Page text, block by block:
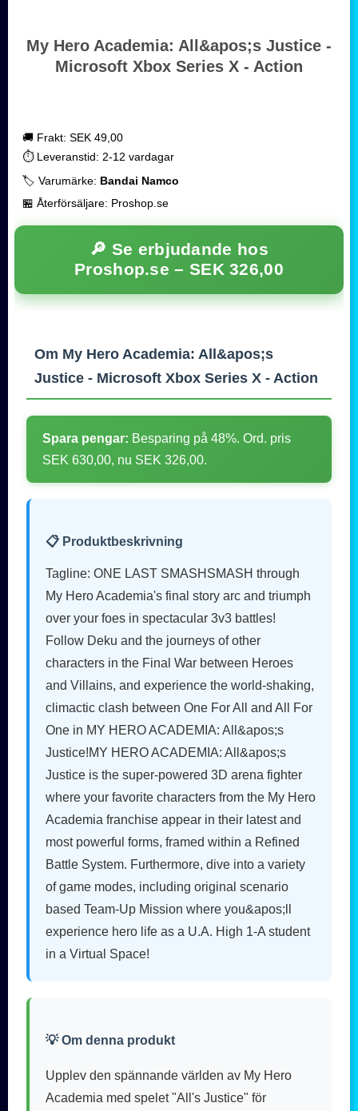
My Hero Academia: All&apos;s Justice -
Microsoft Xbox Series X - Action
🚚 Frakt: SEK 49,00
⏱️ Leveranstid: 2-12 vardagar
🏷️ Varumärke: Bandai Namco
🏪 Återförsäljare: Proshop.se
🔎 Se erbjudande hos
Proshop.se – SEK 326,00
Om My Hero Academia: All&apos;s
Justice - Microsoft Xbox Series X - Action
Spara pengar: Besparing på 48%. Ord. pris
SEK 630,00, nu SEK 326,00.
📋 Produktbeskrivning
Tagline: ONE LAST SMASHSMASH through
My Hero Academia's final story arc and triumph
over your foes in spectacular 3v3 battles!
Follow Deku and the journeys of other
characters in the Final War between Heroes
and Villains, and experience the world-shaking,
climactic clash between One For All and All For
One in MY HERO ACADEMIA: All&apos;s
Justice!MY HERO ACADEMIA: All&apos;s
Justice is the super-powered 3D arena fighter
where your favorite characters from the My Hero
Academia franchise appear in their latest and
most powerful forms, framed within a Refined
Battle System. Furthermore, dive into a variety
of game modes, including original scenario
based Team-Up Mission where you&apos;ll
experience hero life as a U.A. High 1-A student
in a Virtual Space!
💡 Om denna produkt
Upplev den spännande världen av My Hero
Academia med spelet "All's Justice" för